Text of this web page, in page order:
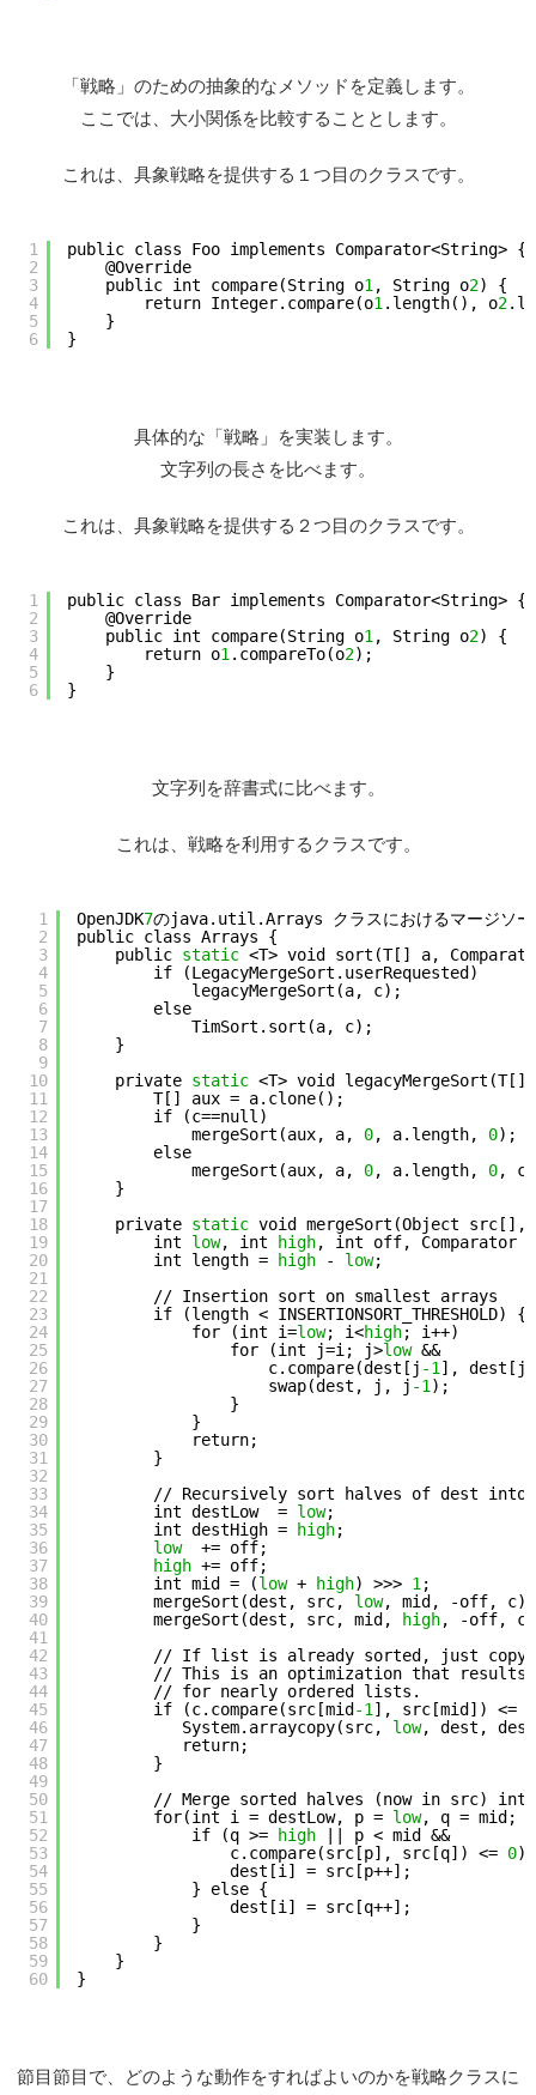
「戦略」のための抽象的なメソッドを定義します。
ここでは、大小関係を比較することとします。
これは、具象戦略を提供する１つ目のクラスです。
1
2
3
4
5
6
public class Foo implements Comparator<String> {
@Override
public int compare(String o1 , String o2) {
return Integer.compare(o1 .length(), o2
}
}
具体的な「戦略」を実装します。
文字列の長さを比べます。
これは、具象戦略を提供する２つ目のクラスです。
1
2
3
4
5
6
public class Bar implements Comparator<String> {
@Override
public int compare(String o1 , String o2) {
return o1 .compareTo(o2);
}
}
文字列を辞書式に比べます。
これは、戦略を利用するクラスです。
1
2
3
4
5
6
7
8
9
10
11
12
13
14
15
16
17
18
19
20
21
22
23
24
25
26
27
28
29
30
31
32
33
34
35
36
37
38
39
40
41
42
43
44
45
46
47
48
49
50
51
52
53
54
55
56
57
58
59
60
OpenJDK7のjava.util.Arrays クラスにおけるマージソー
public class Arrays {
public static <T> void sort(T[] a,
if (LegacyMergeSort.userRequested)
legacyMergeSort(a, c);
else
TimSort.sort(a, c);
}
private static <T> void legacyMergeSort(T[]
T[] aux = a.clone();
if (c==null)
mergeSort(aux, a, 0, a.length, 0);
else
mergeSort(aux, a, 0, a.length, 0,
}
private static void mergeSort(Object
int low, int high, int off, Comparator
int length =
high - low;
// Insertion sort on smallest arrays
if (length < INSERTIONSORT_THRESHOLD) {
for (int i=low; i<high; i++)
for (int j=i; j>low &&
c.compare(dest[j -1 ],
swap(dest, j, j -1 );
}
}
return;
}
// Recursively sort halves of dest into
int destLow  = low;
int destHigh =
high;
low
+= off;
high += off;
int mid = (low + high) >>> 1 ;
mergeSort(dest, src, low, mid, -off, c);
mergeSort(dest, src, mid,
high, -off,
// If list is already sorted, just copy
// This is an optimization that
// for nearly ordered lists.
if (c.compare(src[mid -1 ], src[mid]) <=
System.arraycopy(src, low, dest,
return;
}
// Merge sorted halves (now in src)
for(int i = destLow, p = low, q = mid; i
if (q >=
high
|| p < mid &&
c.compare(src[p], src[q]) <= 0)
dest[i] = src[p++];
} else {
dest[i] = src[q++];
}
}
}
}
節目節目で、どのような動作をすればよいのかを戦略クラスに